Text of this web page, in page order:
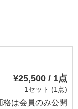
¥25,500 / 1点
1セット (1点)
格は会員のみ公開